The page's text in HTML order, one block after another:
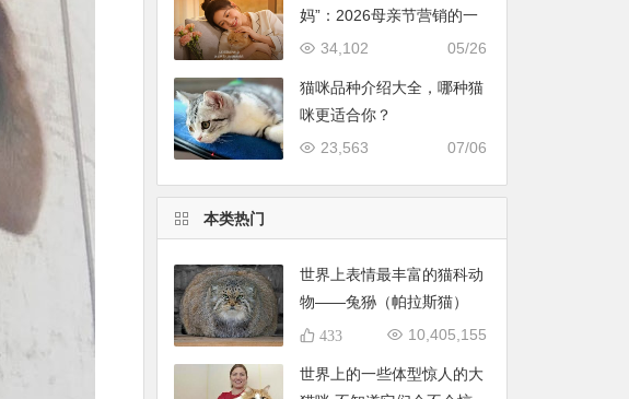
妈”：2026母亲节营销的一
次温情破题
05/26
34,102
猫咪品种介绍大全，哪种猫
咪更适合你？
07/06
23,563
本类热门
世界上表情最丰富的猫科动
物——兔狲（帕拉斯猫）
10,405,155
433
世界上的一些体型惊人的大